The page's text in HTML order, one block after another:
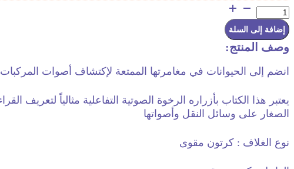
كمية
كتاب
الأصوات
_
الحيوانات
والمركبات
إضافة إلى السلة
وصف المنتج:
انضم إلى الحيوانات في مغامرتها الممتعة لإكتشاف أصوات المركبات
يعتبر هذا الكتاب بأزراره الرخوة الصوتية التفاعلية مثالياً لتعريف
الصغار على وسائل النقل وأصواتها
نوع الغلاف : كرتون مقوى